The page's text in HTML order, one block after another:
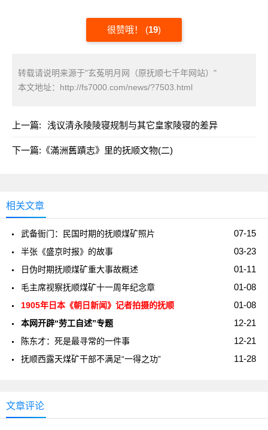
很赞哦！ (19)
转载请说明来源于"玄菟明月网（原抚顺七千年网站）"
本文地址： http://fs7000.com/news/?7503.html
上一篇: 浅议清永陵陵寝规制与其它皇家陵寝的差异
下一篇: 《滿洲舊蹟志》里的抚顺文物(二)
相关文章
07-15
武备衙门：民国时期的抚顺煤矿照片
03-23
半张《盛京时报》的故事
01-11
日伪时期抚顺煤矿重大事故概述
01-08
毛主席视察抚顺煤矿十一周年纪念章
01-08
1905年日本《朝日新闻》记者拍摄的抚顺
12-21
本网开辟“劳工自述”专题
12-21
陈东才：死是最寻常的一件事
11-28
抚顺西露天煤矿干部不满足“一得之功”
文章评论